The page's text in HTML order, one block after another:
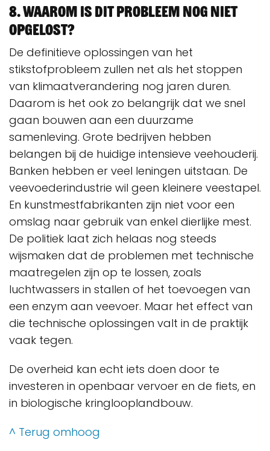
8. Waarom is dit probleem nog niet
opgelost?
De definitieve oplossingen van het
stikstofprobleem zullen net als het stoppen
van klimaatverandering nog jaren duren.
Daarom is het ook zo belangrijk dat we snel
gaan bouwen aan een duurzame
samenleving. Grote bedrijven hebben
belangen bij de huidige intensieve veehouderij.
Banken hebben er veel leningen uitstaan. De
veevoederindustrie wil geen kleinere veestapel.
En kunstmestfabrikanten zijn niet voor een
omslag naar gebruik van enkel dierlijke mest.
De politiek laat zich helaas nog steeds
wijsmaken dat de problemen met technische
maatregelen zijn op te lossen, zoals
luchtwassers in stallen of het toevoegen van
een enzym aan veevoer. Maar het effect van
die technische oplossingen valt in de praktijk
vaak tegen.
De overheid kan echt iets doen door te
investeren in openbaar vervoer en de fiets, en
in biologische kringlooplandbouw.
^ Terug omhoog